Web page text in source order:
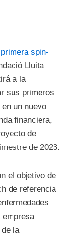
spin-
Lluita
a la
sus primeros
un nuevo
financiera,
de
de 2023.
el objetivo de
de referencia
empresa
la